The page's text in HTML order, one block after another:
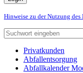
Hinweise zu der Nutzung
Privatkunden
Abfallentsorgung
Abfallkalender